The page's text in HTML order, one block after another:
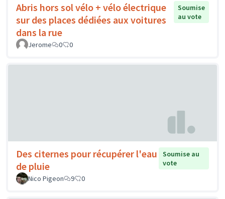
Abris hors sol vélo + vélo électrique
sur des places dédiées aux voitures
dans la rue
Soumise
au vote
Jerome 0 0
Des citernes pour récupérer l'eau
de pluie
Soumise au
vote
Nico Pigeon
9 0